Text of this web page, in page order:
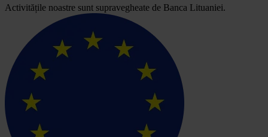
Activitățile noastre sunt supravegheate de Banca Lituaniei.